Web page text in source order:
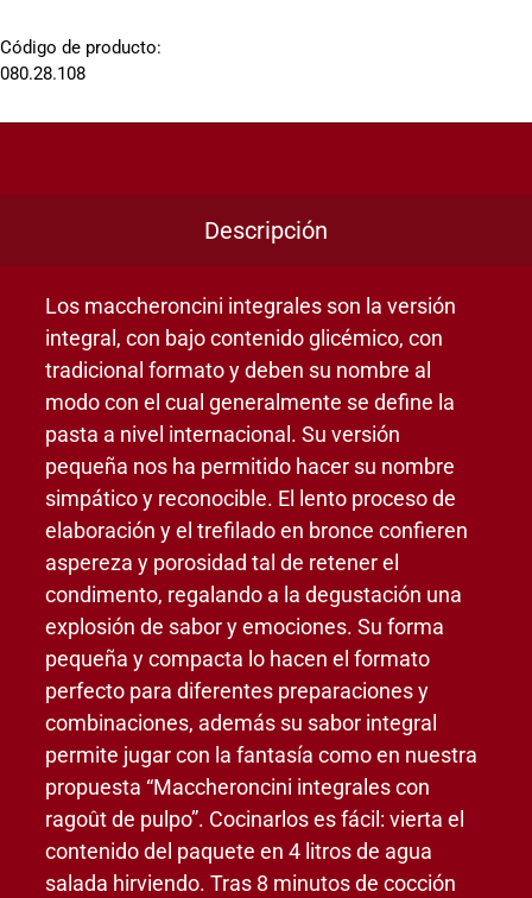
Código de producto:
080.28.108
Descripción
Los maccheroncini integrales son la versión
integral, con bajo contenido glicémico, con
tradicional formato y deben su nombre al
modo con el cual generalmente se define la
pasta a nivel internacional. Su versión
pequeña nos ha permitido hacer su nombre
simpático y reconocible. El lento proceso de
elaboración y el trefilado en bronce confieren
aspereza y porosidad tal de retener el
condimento, regalando a la degustación una
explosión de sabor y emociones. Su forma
pequeña y compacta lo hacen el formato
perfecto para diferentes preparaciones y
combinaciones, además su sabor integral
permite jugar con la fantasía como en nuestra
propuesta “Maccheroncini integrales con
ragoût de pulpo”. Cocinarlos es fácil: vierta el
contenido del paquete en 4 litros de agua
salada hirviendo. Tras 8 minutos de cocción